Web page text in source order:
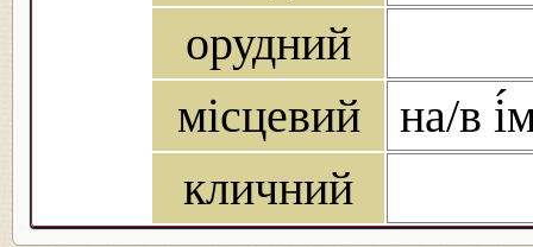
орудний
місцевий
на/в
кличний